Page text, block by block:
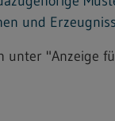
und
unter